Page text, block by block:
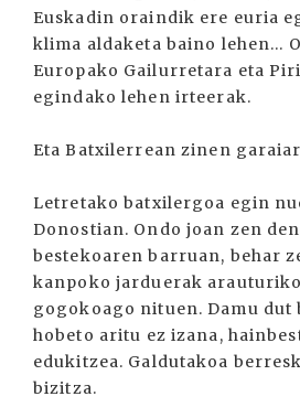
Euskadin oraindik ere euria
klima aldaketa baino lehen...
Europako Gailurretara eta
egindako lehen irteerak.
Eta Batxilerrean zinen
Letretako batxilergoa egin
Donostian. Ondo joan zen
bestekoaren barruan, behar
kanpoko jarduerak
gogokoago nituen. Damu
hobeto aritu ez izana,
edukitzea. Galdutakoa
bizitza.